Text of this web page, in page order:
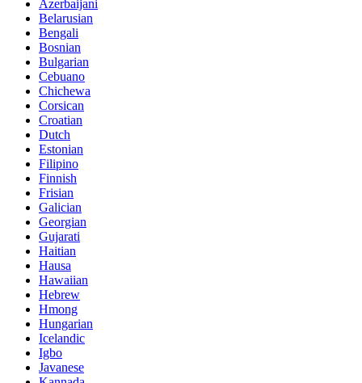
Azerbaijani
Belarusian
Bengali
Bosnian
Bulgarian
Cebuano
Chichewa
Corsican
Croatian
Dutch
Estonian
Filipino
Finnish
Frisian
Galician
Georgian
Gujarati
Haitian
Hausa
Hawaiian
Hebrew
Hmong
Hungarian
Icelandic
Igbo
Javanese